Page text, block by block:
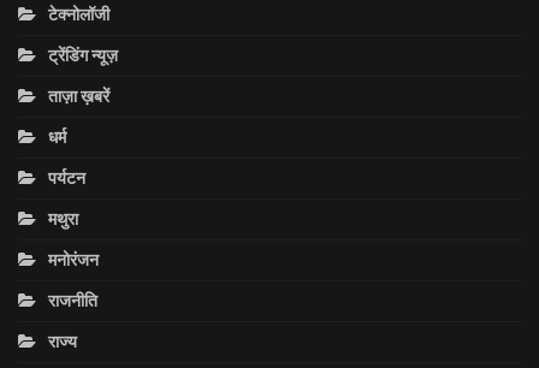
टेक्नोलॉजी
ट्रेंडिंग न्यूज़
ताज़ा ख़बरें
धर्म
पर्यटन
मथुरा
मनोरंजन
राजनीति
राज्य